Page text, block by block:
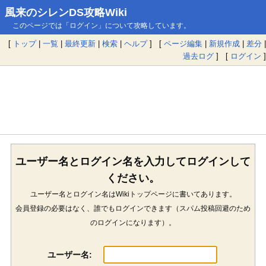
風来のシレンDS攻略Wiki
このページでは「ログイン」について攻略しています。
[ トップ| 一覧 | 最終更新 | 検索 | ヘルプ] [ ページ編集 | 新規作成 | 差分 |
過去ログ ] [ ログイン ]
ユーザー名とログイン名を入力してログインして
ください。
ユーザー名とログイン名はWikiトップページに書いてあります。
会員登録の必要はなく、誰でもログインできます（スパム投稿回避のため
のログインになります）。
ユーザー名: